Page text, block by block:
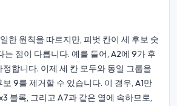
한 원칙을 따르지만, 피벗 칸이 세 후보 숫
는 점이 다릅니다. 예를 들어, A2에 9가 후
합니다. 이제 세 칸 모두와 동일 그룹을
9를 제거할 수 있습니다. 이 경우, A1만
블록, 그리고 A7과 같은 열에 속하므로,